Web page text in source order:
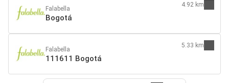
Falabella
Bogotá
4.92 km
Falabella
111611 Bogotá
5.33 km